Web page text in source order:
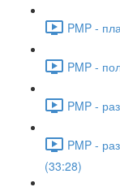
PMP -
PMP -
PMP -
PMP -
(33:28)